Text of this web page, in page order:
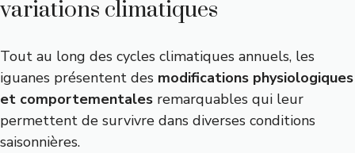
variations climatiques
Tout au long des cycles climatiques annuels, les
iguanes présentent des modifications physiologiques
et comportementales remarquables qui leur
permettent de survivre dans diverses conditions
saisonnières.